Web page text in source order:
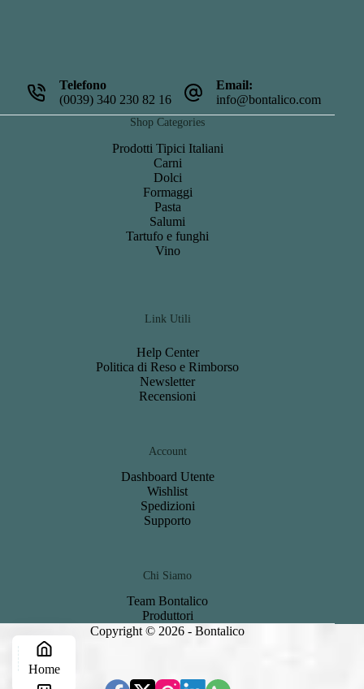
Telefono
(0039) 340 230 82 16
Email:
info@bontalico.com
Shop Categories
Prodotti Tipici Italiani
Carni
Dolci
Formaggi
Pasta
Salumi
Tartufo e funghi
Vino
Link Utili
Help Center
Politica di Reso e Rimborso
Newsletter
Recensioni
Account
Dashboard Utente
Wishlist
Spedizioni
Supporto
Chi Siamo
Team Bontalico
Produttori
Copyright © 2026 - Bontalico
Home